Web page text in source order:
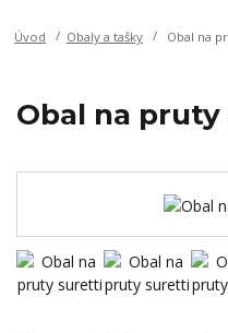
Úvod Obaly a tašky Obal na
Obal na